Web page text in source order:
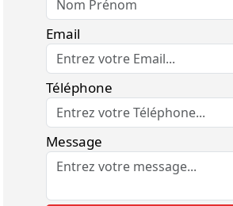
Email
Téléphone
Message